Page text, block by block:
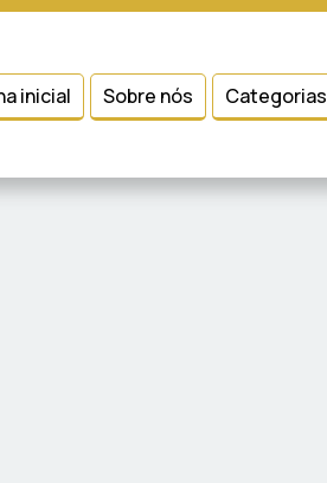
inicial Sobre nós Categorias